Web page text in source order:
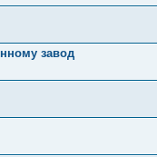
завод